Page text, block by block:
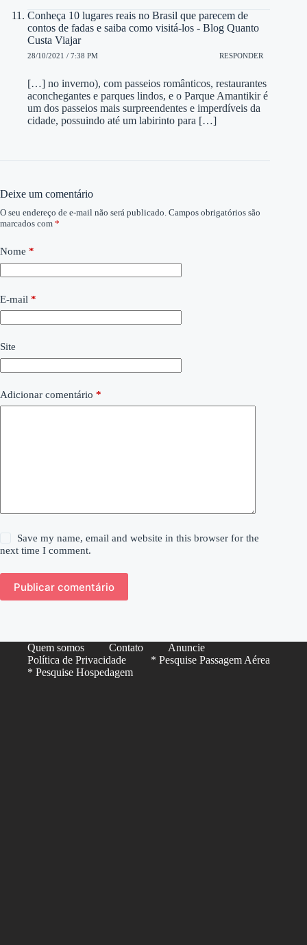
Conheça 10 lugares reais no Brasil que parecem de
contos de fadas e saiba como visitá-los - Blog Quanto
Custa Viajar
28/10/2021 / 7:38 PM RESPONDER
[…] no inverno), com passeios românticos, restaurantes
aconchegantes e parques lindos, e o Parque Amantikir é
um dos passeios mais surpreendentes e imperdíveis da
cidade, possuindo até um labirinto para […]
Deixe um comentário
O seu endereço de e-mail não será publicado. Campos obrigatórios são
marcados com *
Nome *
E-mail *
Site
Adicionar comentário *
Save my name, email and website in this browser for the
next time I comment.
Publicar comentário
Quem somos Contato
Anuncie
Política de Privacidade
* Pesquise Passagem Aérea
* Pesquise Hospedagem